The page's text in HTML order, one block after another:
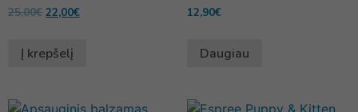
25,00€ 22,00€
Į krepšelį
12,90€
Daugiau